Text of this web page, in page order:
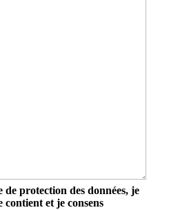
protection des données, je
et je consens